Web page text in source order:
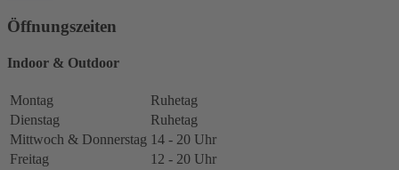
Öffnungszeiten
Indoor & Outdoor
Montag
Ruhetag
Dienstag
Ruhetag
Mittwoch & Donnerstag 14 - 20 Uhr
Freitag
12 - 20 Uhr